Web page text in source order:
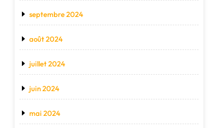
septembre 2024
août 2024
juillet 2024
juin 2024
mai 2024